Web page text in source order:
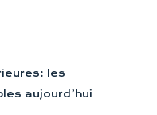
les
aujourd’hui